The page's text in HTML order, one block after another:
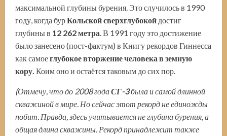
максимальной глубины бурения. Это случилось в 1990
году, когда бурКольской сверхглубокой достиг
глубины в 12 262 метра . В 1991 году это достижение
было занесено (пост-фактум) в Книгу рекордов Гиннесса
как самоеглубокоевторжение человека в земную
кору. Коим оно и остаётся таковым до сих пор.
(Отмечу, что до 2008 годаСГ-3была и самой длинной
скважиной в мире. Но сейчас этот рекорд не единожды
побит. Правда здесь учитывается не глубина бурения, а
общая длина скважины. Рекорд принадлежит также